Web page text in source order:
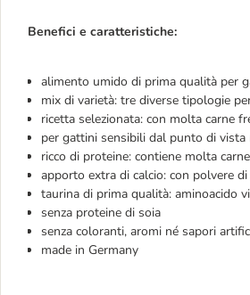
Benefici e caratteristiche:
alimento umido di prima qualità per
mix di varietà: tre diverse tipologie
ricetta selezionata: con molta carne
per gattini sensibili dal punto di vista
ricco di proteine: contiene molta
apporto extra di calcio: con polvere
taurina di prima qualità: aminoacido
senza proteine di soia
senza coloranti, aromi né sapori
made in Germany